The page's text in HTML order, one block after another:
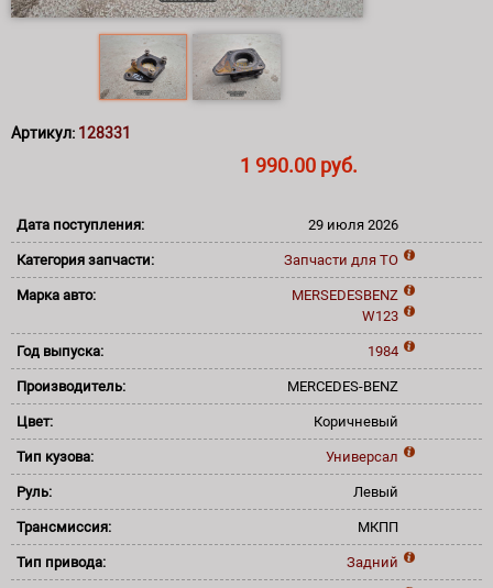
Артикул: 128331
1 990.00 руб.
Дата поступления: 29 июля 2026
Категория запчасти: Запчасти для ТО
Марка авто:
MERSEDESBENZ
W123
Год выпуска: 1984
Производитель: MERCEDES-BENZ
Цвет: Коричневый
Тип кузова: Универсал
Руль: Левый
Трансмиссия: МКПП
Тип привода: Задний